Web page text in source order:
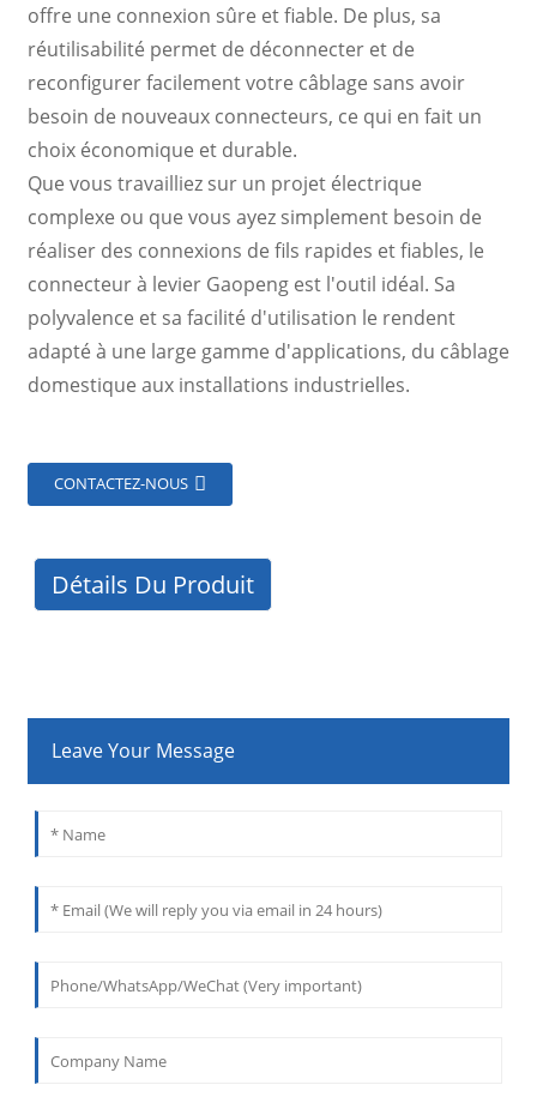
offre une connexion sûre et fiable. De plus, sa
réutilisabilité permet de déconnecter et de
reconfigurer facilement votre câblage sans avoir
besoin de nouveaux connecteurs, ce qui en fait un
choix économique et durable.
Que vous travailliez sur un projet électrique
complexe ou que vous ayez simplement besoin de
réaliser des connexions de fils rapides et fiables, le
connecteur à levier Gaopeng est l'outil idéal. Sa
polyvalence et sa facilité d'utilisation le rendent
adapté à une large gamme d'applications, du câblage
domestique aux installations industrielles.
CONTACTEZ-NOUS
Détails Du Produit
Leave Your Message